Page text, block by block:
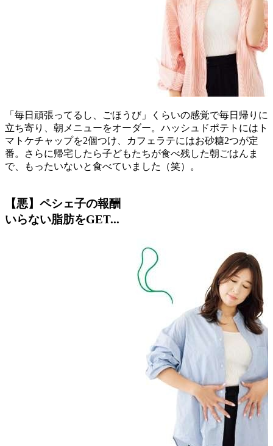
「毎日頑張ってるし、ごほうび」くらいの感覚で毎日帰りに
立ち寄り、朝メニューをオーダー。ハッシュドポテトにはト
マトケチャップを2個つけ、カフェラテにはお砂糖2つが定
番。さらに帰宅したら子どもたちが食べ残した朝ごはんま
で、もったいないと食べていました（笑）。
【悪】ペシェ子の報酬
いらない脂肪をGET...